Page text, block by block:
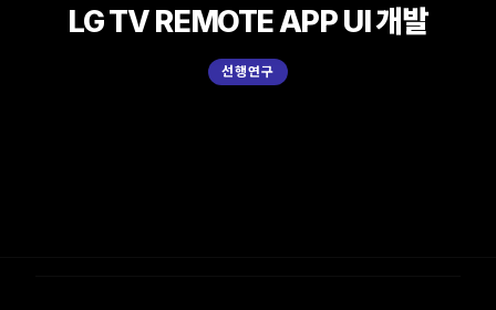
LG TV REMOTE APP UI 개발
선행연구